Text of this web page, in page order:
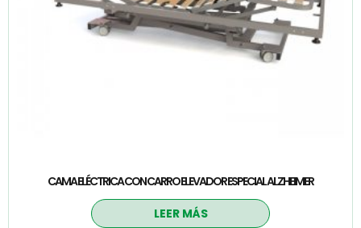
CAMA ELÉCTRICA CON CARRO ELEVADOR ESPECIAL ALZHEIMER
LEER MÁS